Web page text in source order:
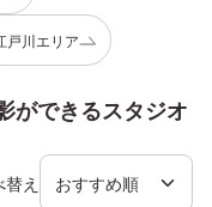
戸川エリア
ができるスタジオ
え